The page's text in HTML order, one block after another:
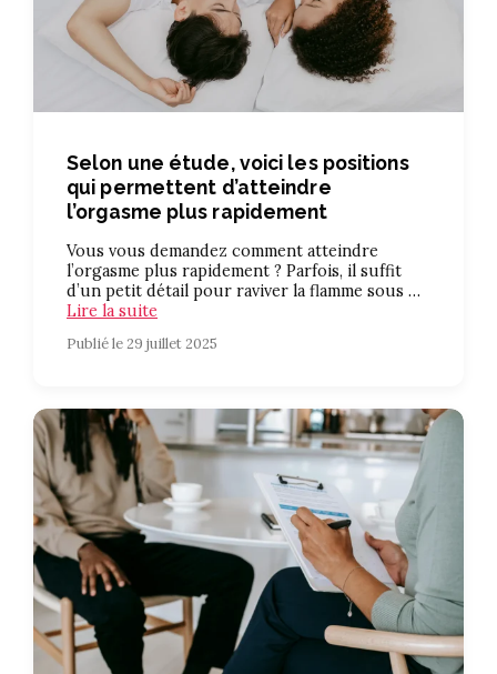
Selon une étude, voici les positions
qui permettent d’atteindre
l’orgasme plus rapidement
Vous vous demandez comment atteindre
l’orgasme plus rapidement ? Parfois, il suffit
d’un petit détail pour raviver la flamme sous …
Lire la suite
Publié le 29 juillet 2025